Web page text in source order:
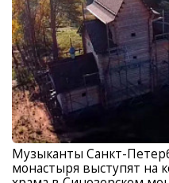
Музыканты Санкт-
монастыря выступят на